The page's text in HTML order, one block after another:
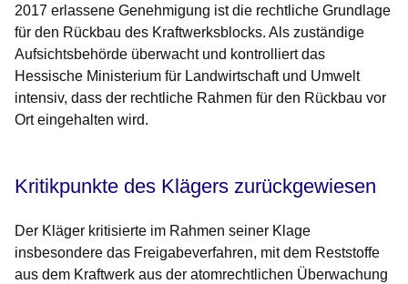
2017 erlassene Genehmigung ist die rechtliche Grundlage
für den Rückbau des Kraftwerksblocks. Als zuständige
Aufsichtsbehörde überwacht und kontrolliert das
Hessische Ministerium für Landwirtschaft und Umwelt
intensiv, dass der rechtliche Rahmen für den Rückbau vor
Ort eingehalten wird.
Kritikpunkte des Klägers zurückgewiesen
Der Kläger kritisierte im Rahmen seiner Klage
insbesondere das Freigabeverfahren, mit dem Reststoffe
aus dem Kraftwerk aus der atomrechtlichen Überwachung